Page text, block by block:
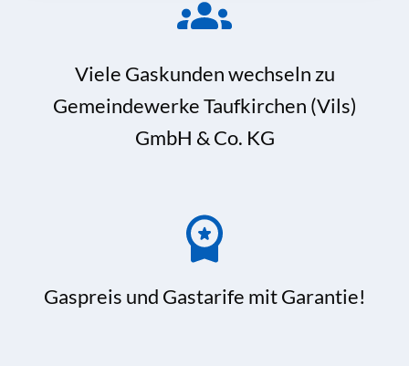
Viele Gaskunden wechseln zu
Gemeindewerke Taufkirchen (Vils)
GmbH & Co. KG
Gaspreis und Gastarife mit Garantie!